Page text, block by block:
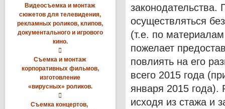
Видеосъемка и монтаж
сюжетов для телевидения,
рекламных роликов, клипов,
документального и игрового
кино.

Съемка и монтаж
корпоративных фильмов,
изготовление
«вирусных» роликов.

Съемка концертов,
законодательства.
осуществляться
(т.е. по
пожелает
повлиять на его
всего 2015 года
января 2015 года).
исходя из стажа и